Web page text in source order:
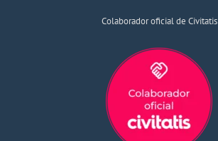
Colaborador oficial de Civitatis